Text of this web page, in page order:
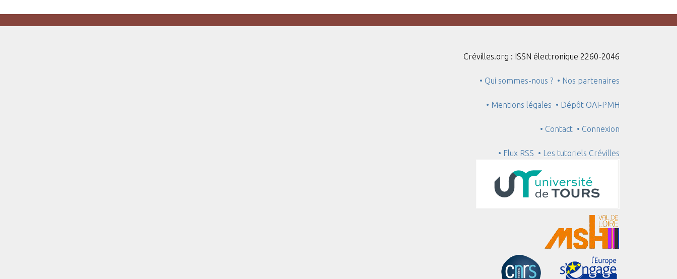
Crévilles.org : ISSN électronique 2260-2046
• Qui sommes-nous ? • Nos partenaires
• Mentions légales • Dépôt OAI-PMH
• Contact • Connexion
• Flux RSS • Les tutoriels Crévilles